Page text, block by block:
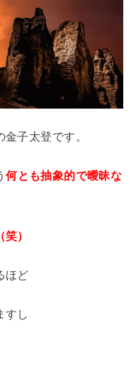
子太登です。
何とも抽象的で曖昧な
）
ほど
すし